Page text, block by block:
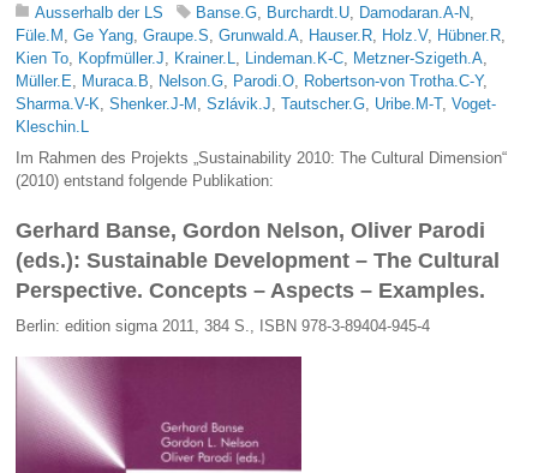
Ausserhalb der LS Banse.G, Burchardt.U, Damodaran.A-N,
Füle.M ,Ge Yang,Graupe.S,Grunwald.A, Hauser.R, Holz.V, Hübner.R,
Kien To, Kopfmüller.J, Krainer.L, Lindeman.K-C, Metzner-Szigeth.A,
Müller.E, Muraca.B, Nelson.G, Parodi.O, Robertson-von Trotha.C-Y,
Sharma.V-K,Shenker.J-M ,Szlávik.J,Tautscher.G, Uribe.M-T,Voget-
Kleschin.L
Im Rahmen des Projekts „Sustainability 2010: The Cultural Dimension“
(2010) entstand folgende Publikation:
Gerhard Banse, Gordon Nelson, Oliver Parodi
(eds.): Sustainable Development – The Cultural
Perspective. Concepts – Aspects – Examples.
Berlin: edition sigma 2011, 384 S., ISBN 978-3-89404-945-4